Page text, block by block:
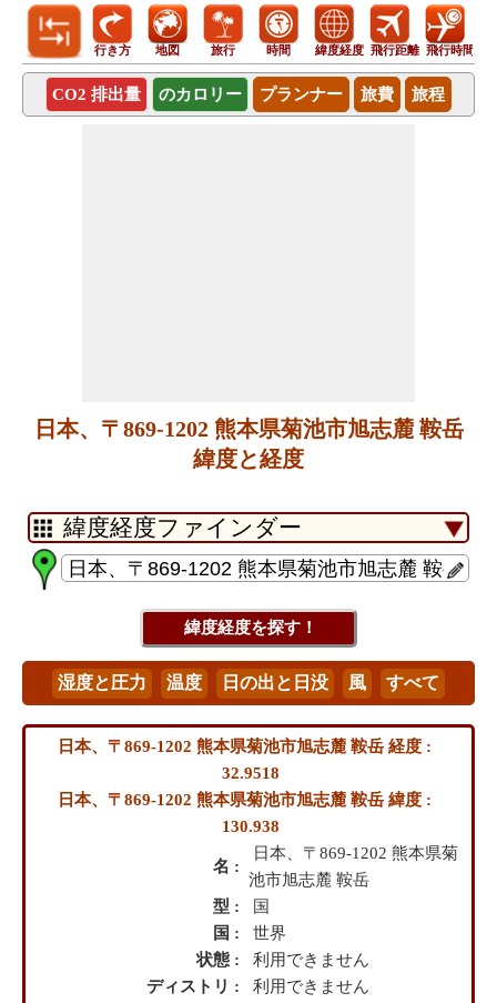
行き方 地図 旅行 時間 緯度経度 飛行距離 飛行時間
CO2 排出量 のカロリー プランナー 旅費 旅程
日本、〒869-1202 熊本県菊池市旭志麓 鞍岳
緯度と経度
日本、〒869-1202 熊本県菊池市旭志麓 鞍岳 経度 :
32.9518
日本、〒869-1202 熊本県菊池市旭志麓 鞍岳 緯度 :
130.938
名 :
日本、〒869-1202 熊本県菊
池市旭志麓 鞍岳
型 :
国
国 :
世界
状態 :
利用できません
ディストリ :
利用できません